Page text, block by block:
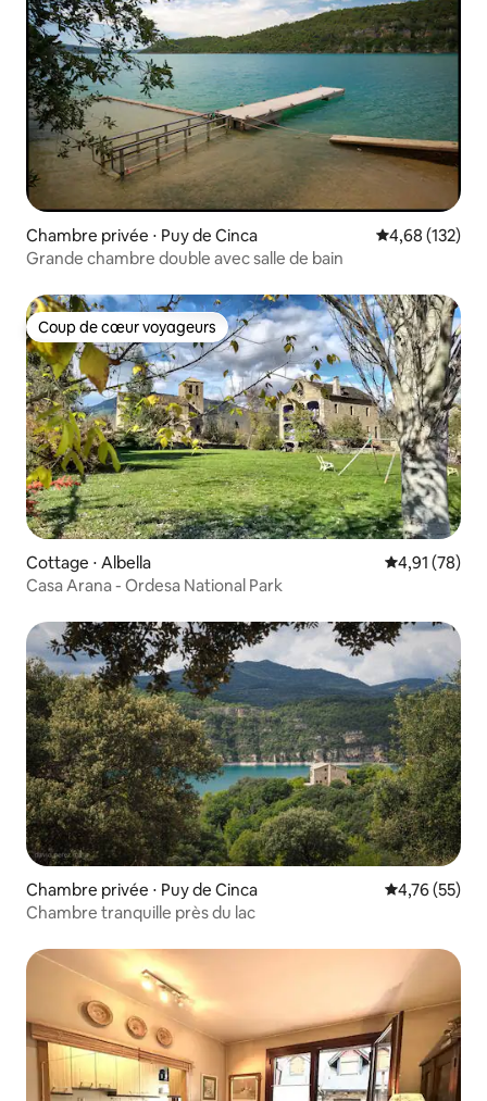
Chambre privée ⋅ Puy de Cinca Évaluation
4,68 (132)
Grande chambre double avec salle de bain
Coup de cœur voyageurs
Coup de cœur voyageurs
Cottage ⋅ Albella Évaluation
4,91 (78)
Casa Arana - Ordesa National Park
Chambre privée ⋅ Puy de Cinca Évaluation
4,76 (55)
Chambre tranquille près du lac